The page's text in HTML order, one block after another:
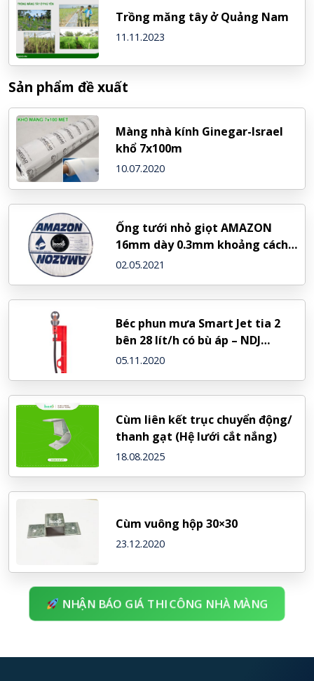
Trồng măng tây ở Quảng Nam
11.11.2023
Sản phẩm đề xuất
Màng nhà kính Ginegar-Israel
khổ 7x100m
10.07.2020
Ống tưới nhỏ giọt AMAZON
16mm dày 0.3mm khoảng cách
20cm
02.05.2021
Béc phun mưa Smart Jet tia 2
bên 28 lít/h có bù áp – NDJ
(Israel)
05.11.2020
Cùm liên kết trục chuyển động/
thanh gạt (Hệ lưới cắt nắng)
18.08.2025
Cùm vuông hộp 30×30
23.12.2020
NHẬN BÁO GIÁ THI CÔNG NHÀ MÀNG